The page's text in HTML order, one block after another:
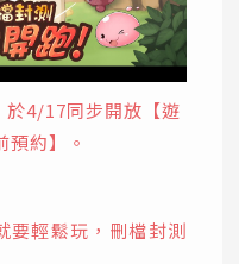
於4/17同步開放【遊
預約】。
要輕鬆玩，刪檔封測